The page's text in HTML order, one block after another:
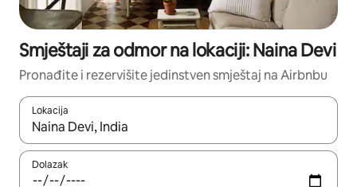
Smještaji za odmor na lokaciji: Naina Devi
Pronađite i rezervišite jedinstven smještaj na Airbnbu
Lokacija
Kad rezultati budu dostupni, krećite se gore i dolje pomoću
Dolazak